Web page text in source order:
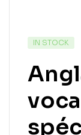
IN STOCK